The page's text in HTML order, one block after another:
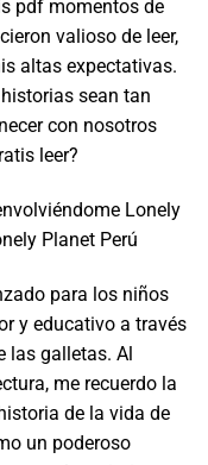
pdf momentos de
valioso de leer,
altas expectativas.
sean tan
con nosotros
leer?
Lonely
Planet Perú
para los niños
y educativo a través
las galletas. Al
me recuerdo la
de la vida de
un poderoso